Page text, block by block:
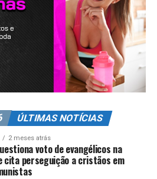
ÚLTIMAS NOTÍCIAS
2 meses atrás
voto de evangélicos na
cita perseguição a cristãos em